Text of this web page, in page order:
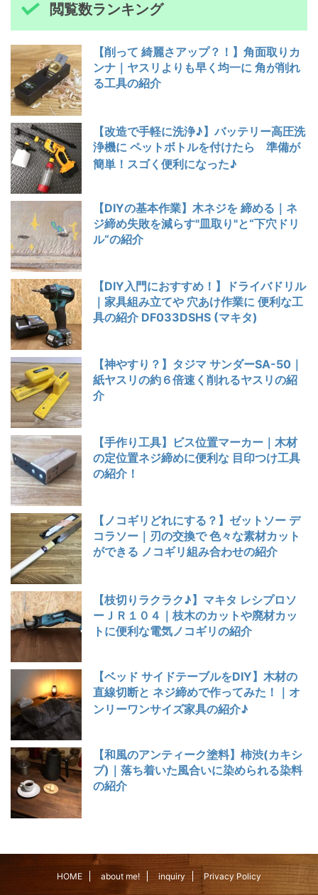
閲覧数ランキング
【削って 綺麗さアップ？！】角面取りカ
ンナ｜ヤスリよりも早く均一に 角が削れ
る工具の紹介
【改造で手軽に洗浄♪】バッテリー高圧洗
浄機に ペットボトルを付けたら 準備が
簡単！スゴく便利になった♪
【DIYの基本作業】木ネジを 締める｜ネ
ジ締め失敗を減らす"皿取り"と“下穴ドリ
ル“の紹介
【DIY入門におすすめ！】ドライバドリル
｜家具組み立てや 穴あけ作業に 便利な工
具の紹介 DF033DSHS (マキタ)
【神やすり？】タジマ サンダーSA-50｜
紙ヤスリの約６倍速く削れるヤスリの紹
介
【手作り工具】ビス位置マーカー｜木材
の定位置ネジ締めに便利な 目印つけ工具
の紹介！
【ノコギリどれにする？】ゼットソー デ
コラソー｜刃の交換で 色々な素材カット
ができる ノコギリ組み合わせの紹介
【枝切りラクラク♪】マキタ レシプロソ
ーＪＲ１０４｜枝木のカットや廃材カッ
トに便利な電気ノコギリの紹介
【ベッド サイドテーブルをDIY】木材の
直線切断と ネジ締めで作ってみた！｜オ
ンリーワンサイズ家具の紹介♪
【和風のアンティーク塗料】柿渋(カキシ
ブ)｜落ち着いた風合いに染められる染料
の紹介
HOME about me! inquiry Privacy Policy